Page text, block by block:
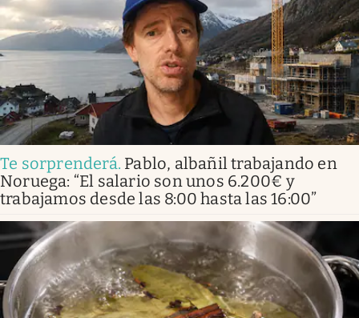
Te sorprenderá. Pablo, albañil trabajando en
Noruega: “El salario son unos 6.200€ y
trabajamos desde las 8:00 hasta las 16:00”